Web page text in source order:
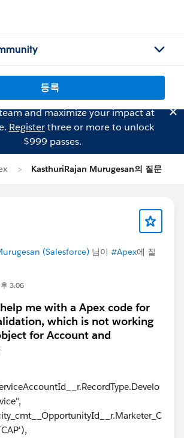
등록
and maximize your impact at
Registerthree or more to unlock
$999 passes.
KasthuriRajan Murugesan의 질문
(Salesforce) 님이 #Apex에 질
3:06
me with a Apex code for
which is not working
for Account and